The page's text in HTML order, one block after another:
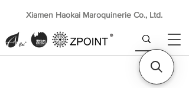
Xiamen Haokai Maroquinerie Co., Ltd.